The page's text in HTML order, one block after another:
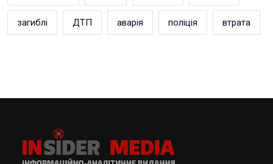
загиблі ДТП аварія поліція втрата